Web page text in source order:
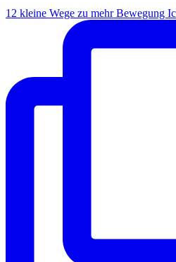
12 kleine Wege zu mehr Bewegung